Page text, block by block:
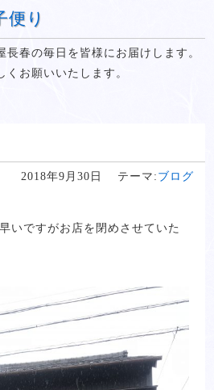
便り
長春の毎日を皆様にお届けします。
お願いいたします。
2018年9月30日 テーマ: ブログ
いですがお店を閉めさせていた